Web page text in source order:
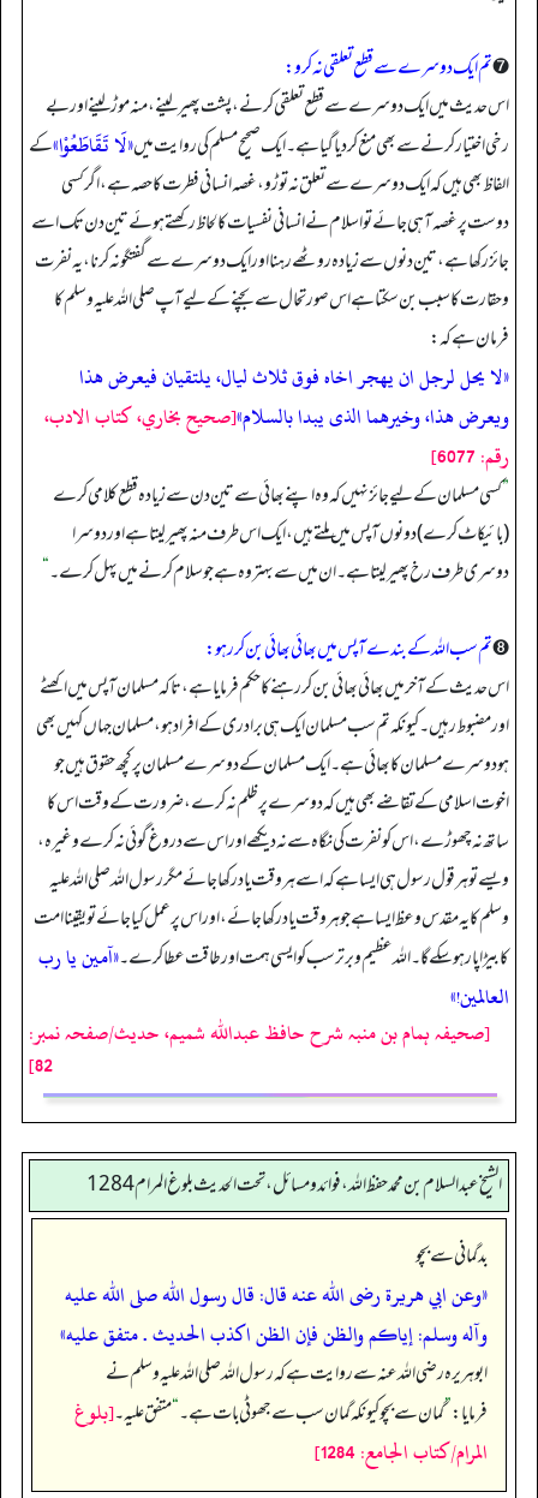
➐تم ایک دوسرے سے قطع تعلقی نہ کرو:
اس حدیث میں ایک دوسرے سے قطع تعلقی کرنے، پشت پھیر لینے، منہ موڑ لینے اور بے
رخی اختیار کرنے سے بھی منع کر دیا گیا ہے۔ ایک صحیح مسلم کی روایت میں«لَا تَقَاطَعُوْا»کے
الفاظ بھی ہیں کہ ایک دوسرے سے تعلق نہ توڑو، غصہ انسانی فطرت کا حصہ ہے، اگر کسی
دوست پر غصہ آ ہی جائے تو اسلام نے انسانی نفسیات کا لحاظ رکھتے ہوئے تین دن تک اسے
جائز رکھا ہے، تین دنوں سے زیادہ روٹھے رہنا اور ایک دوسرے سے گفتگو نہ کرنا، یہ نفرت
و حقارت کا سبب بن سکتا ہے اس صورتحال سے بچنے کے لیے آپ صلی الله علیہ وسلم کا
فرمان ہے کہ:
«لا يحل لرجل ان يهجر اخاه فوق ثلاث ليال، يلتقيان فيعرض هذا
ويعرض هذا، وخيرهما الذى يبدا بالسلام»[صحيح بخاري، كتاب الادب،
رقم: 6077]
”کسی مسلمان کے لیے جائز نہیں کہ وہ اپنے بھائی سے تین دن سے زیادہ قطع کلامی کرے
(بائیکاٹ کرے) دونوں آپس میں ملتے ہیں، ایک اس طرف منہ پھیر لیتا ہے اور دوسرا
دوسری طرف رخ پھیر لیتا ہے۔ ان میں سے بہتر وہ ہے جو سلام کرنے میں پہل کرے۔“
➑تم سب الله کے بندے آپس میں بھائی بھائی بن کر رہو:
اس حدیث کے آخر میں بھائی بھائی بن کر رہنے کا حکم فرمایا ہے، تاکہ مسلمان آپس میں اکھٹے
اور مضبوط رہیں۔ کیونکہ تم سب مسلمان ایک ہی برادری کے افراد ہو، مسلمان جہاں کہیں بھی
ہو دوسرے مسلمان کا بھائی ہے۔ ایک مسلمان کے دوسرے مسلمان پر کچھ حقوق ہیں جو
اخوت اسلامی کے تقاضے بھی ہیں کہ دوسرے پر ظلم نہ کرے، ضرورت کے وقت اس کا
ساتھ نہ چھوڑے، اس کو نفرت کی نگاہ سے نہ دیکھے اور اس سے دروغ گوئی نہ کرے وغیرہ،
ویسے تو ہر قول رسول ہی ایسا ہے کہ اسے ہر وقت یاد رکھا جائے مگر رسول الله صلی الله علیہ
وسلم کا یہ مقدس وعظ ایسا ہے جو ہر وقت یاد رکھا جائے، اور اس پر عمل کیا جائے تو یقینا امت
کا بیڑا پار ہو سکے گا۔ الله عظیم و برتر سب کو ایسی ہمت اور طاقت عطا کرے۔«آمين يا رب
العالمين!»
[صحیفہ ہمام بن منبہ شرح حافظ عبداللہ شمیم، حدیث/صفحہ نمبر:
82]
الشيخ عبدالسلام بن محمد حفظ الله، فوائد و مسائل، تحت الحديث بلوغ المرام 1284
بدگمانی سے بچو
«وعن ابي هريرة رضى الله عنه قال: قال رسول الله صلى الله عليه
وآله وسلم: ‏‏‏‏إياكم والظن فإن الظن اكذب الحديث . متفق عليه»
ابوہریرہ رضی اللہ عنہ سے روایت ہے کہ رسول اللہ صلی اللہ علیہ وسلم نے
فرمایا:”گمان سے بچو کیونکہ گمان سب سے جھوٹی بات ہے۔“متفق عليه۔[بلوغ
المرام/كتاب الجامع: 1284]